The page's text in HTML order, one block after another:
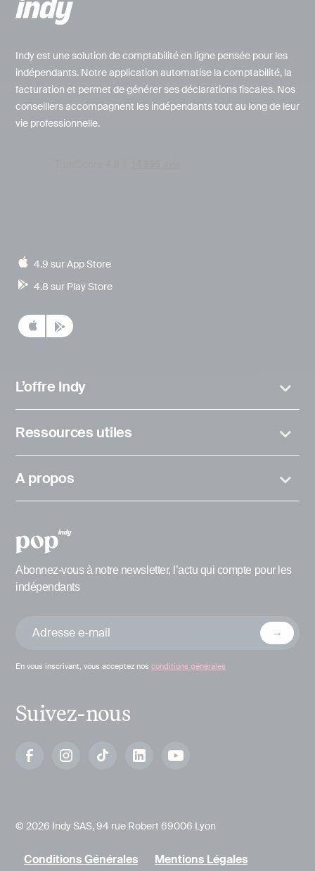
Indy est une solution de comptabilité en ligne pensée pour les
indépendants. Notre application automatise la comptabilité, la
facturation et permet de générer ses déclarations fiscales. Nos
conseillers accompagnent les indépendants tout au long de leur
vie professionnelle.
4.9 sur App Store
4.8 sur Play Store
L’offre Indy
Ressources utiles
A propos
Abonnez-vous à notre newsletter, l’actu qui compte pour les
indépendants
En vous inscrivant, vous acceptez nos conditions générales
Suivez-nous
© 2026 Indy SAS, 94 rue Robert 69006 Lyon
Conditions Générales Mentions Légales